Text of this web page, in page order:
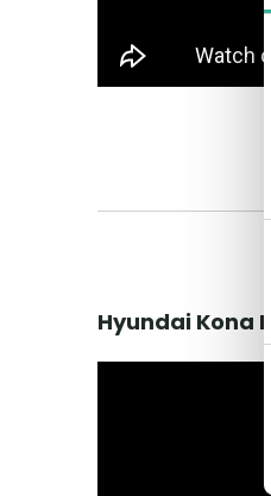
Hyundai Kona N